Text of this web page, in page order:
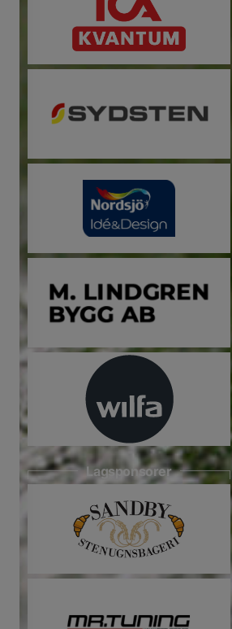
Lagsponsorer